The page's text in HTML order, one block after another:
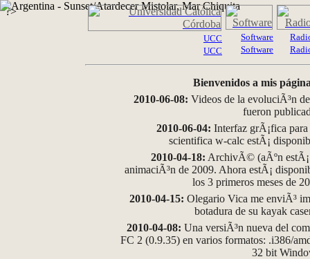
?>
UCC
UCC
Software
Software
Bienvenidos a mis
2010-06-08: Videos de la evoluciÃ³n
fueron
2010-06-04: Interfaz grÃ¡fica
scientifica w-calc estÃ¡
2010-04-18: ArchivÃ© (aÃºn
animaciÃ³n de 2009. Ahora estÃ¡
los 3 primeros meses de
2010-04-15: Olegario Vica me enviÃ³
botadura de su kayak
2010-04-08: Una versiÃ³n nueva del
FC 2 (0.9.35) en varios formatos: .i386/
32 bit